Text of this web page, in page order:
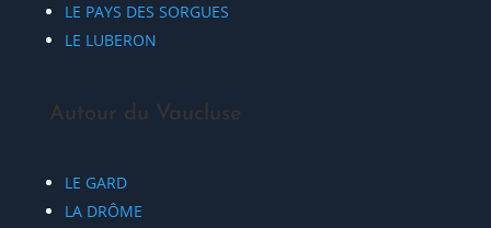
LE PAYS DES SORGUES
LE LUBERON
Autour du Vaucluse
LE GARD
LA DRÔME